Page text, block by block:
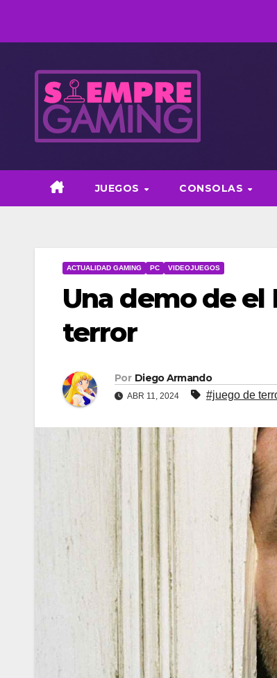
JUEGOS CONSOLAS
ACTUALIDAD GAMING PC VIDEOJUEGOS
Una demo de
terror
Por Diego Armando
ABR 11, 2024 #juego de